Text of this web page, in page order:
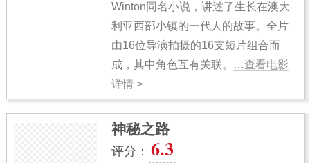
Winton同名小说，讲述了生长在澳大
利亚西部小镇的一代人的故事。全片
由16位导演拍摄的16支短片组合而
成，其中角色互有关联。
…查看电影
详情 >
神秘之路
评分： 6.3